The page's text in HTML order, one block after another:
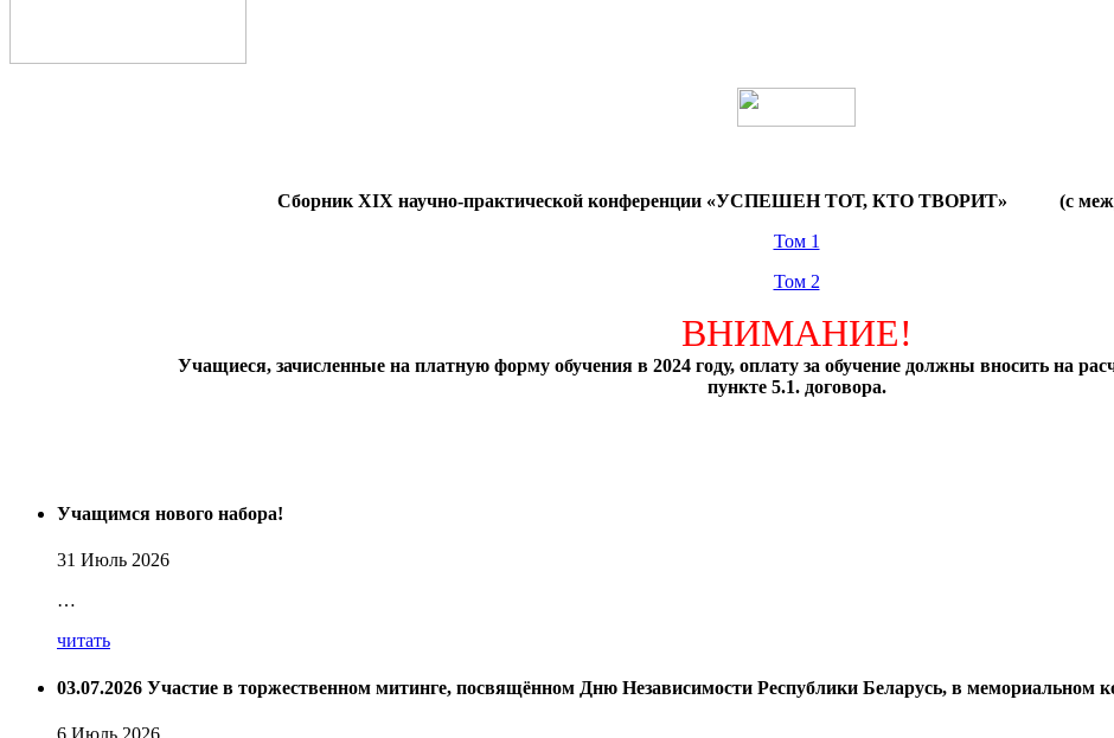
Сборник XIX научно-практической конференции «УСПЕШЕН ТОТ, КТО ТВОРИТ» (с
Том 1
Том 2
ВНИМАНИЕ!
Учащиеся, зачисленные на платную форму обучения в 2024 году, оплату за обучение должны вносить на
пункте 5.1. договора.
Учащимся нового набора!
31 Июль 2026
…
читать
03.07.2026 Участие в торжественном митинге, посвящённом Дню Независимости Республики Беларусь, в мемориальном
6 Июль 2026